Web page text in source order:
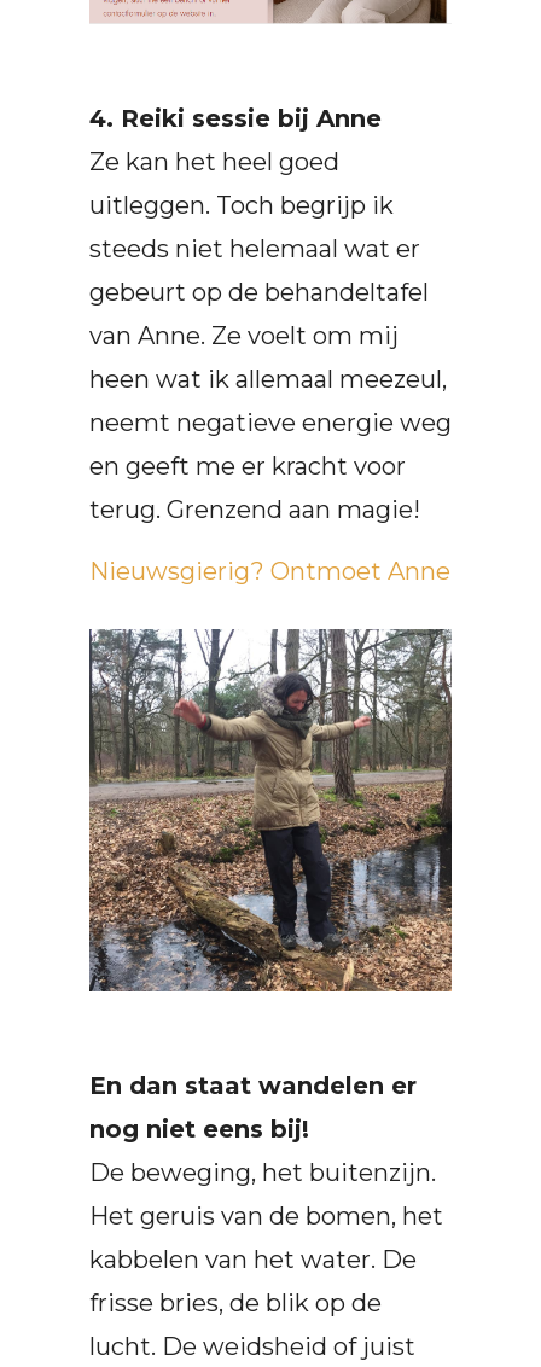
4. Reiki sessie bij Anne
Ze kan het heel goed
uitleggen. Toch begrijp ik
steeds niet helemaal wat er
gebeurt op de behandeltafel
van Anne. Ze voelt om mij
heen wat ik allemaal meezeul,
neemt negatieve energie weg
en geeft me er kracht voor
terug. Grenzend aan magie!
Nieuwsgierig? Ontmoet Anne
En dan staat wandelen er
nog niet eens bij!
De beweging, het buitenzijn.
Het geruis van de bomen, het
kabbelen van het water. De
frisse bries, de blik op de
lucht. De weidsheid of juist